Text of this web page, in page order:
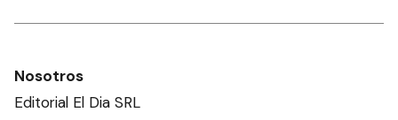
Una pareja y tres niños